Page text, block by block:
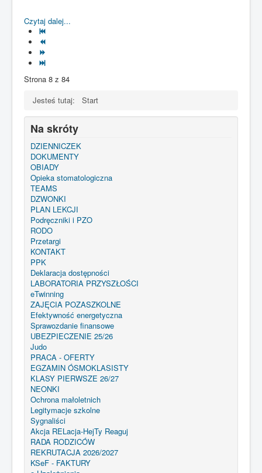
Czytaj dalej...
Strona 8 z 84
Jesteś tutaj:
Start
Na skróty
DZIENNICZEK
DOKUMENTY
OBIADY
Opieka stomatologiczna
TEAMS
DZWONKI
PLAN LEKCJI
Podręczniki i PZO
RODO
Przetargi
KONTAKT
PPK
Deklaracja dostępności
LABORATORIA PRZYSZŁOŚCI
eTwinning
ZAJĘCIA POZASZKOLNE
Efektywność energetyczna
Sprawozdanie finansowe
UBEZPIECZENIE 25/26
Judo
PRACA - OFERTY
EGZAMIN ÓSMOKLASISTY
KLASY PIERWSZE 26/27
NEONKI
Ochrona małoletnich
Legitymacje szkolne
Sygnaliści
Akcja RELacja-HejTy Reaguj
RADA RODZICÓW
REKRUTACJA 2026/2027
KSeF - FAKTURY